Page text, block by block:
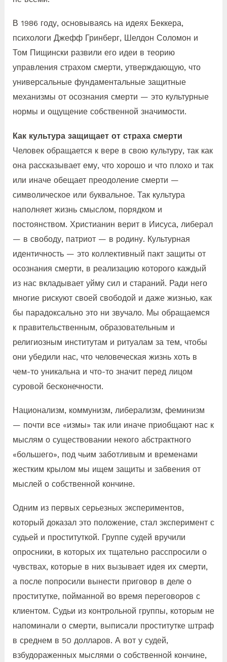
В 1986 году, основываясь на идеях Беккера,
психологи Джефф Гринберг, Шелдон Соломон и
Том Пищински развили его идеи в теорию
управления страхом смерти, утверждающую, что
универсальные фундаментальные защитные
механизмы от осознания смерти — это культурные
нормы и ощущение собственной значимости.
Как культура защищает от страха смерти
Человек обращается к вере в свою культуру, так как
она рассказывает ему, что хорошо и что плохо и так
или иначе обещает преодоление смерти —
символическое или буквальное. Так культура
наполняет жизнь смыслом, порядком и
постоянством. Христианин верит в Иисуса, либерал
— в свободу, патриот — в родину. Культурная
идентичность — это коллективный пакт защиты от
осознания смерти, в реализацию которого каждый
из нас вкладывает уйму сил и стараний. Ради него
многие рискуют своей свободой и даже жизнью, как
бы парадоксально это ни звучало. Мы обращаемся
к правительственным, образовательным и
религиозным институтам и ритуалам за тем, чтобы
они убедили нас, что человеческая жизнь хоть в
чем-то уникальна и что-то значит перед лицом
суровой бесконечности.
Национализм, коммунизм, либерализм, феминизм
— почти все «измы» так или иначе приобщают нас к
мыслям о существовании некого абстрактного
«большего», под чьим заботливым и временами
жестким крылом мы ищем защиты и забвения от
мыслей о собственной кончине.
Одним из первых серьезных экспериментов,
который доказал это положение, стал эксперимент с
судьей и проституткой. Группе судей вручили
опросники, в которых их тщательно расспросили о
чувствах, которые в них вызывает идея их смерти,
а после попросили вынести приговор в деле о
проститутке, пойманной во время переговоров с
клиентом. Судьи из контрольной группы, которым не
напоминали о смерти, выписали проститутке штраф
в среднем в 50 долларов. А вот у судей,
взбудораженных мыслями о собственной кончине,